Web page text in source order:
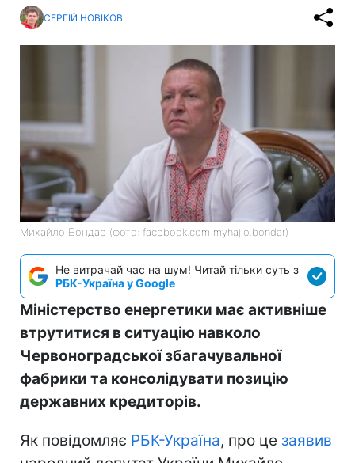
СЕРГІЙ НОВІКОВ
Михайло Бондар (фото: facebook.com myhajlo.bondar)
Не витрачай час на шум! Читай тільки суть з
РБК-Україна у Google
Міністерство енергетики має активніше
втрутитися в ситуацію навколо
Червоноградської збагачувальної
фабрики та консолідувати позицію
державних кредиторів.
Як повідомляє РБК-Україна, про це заявив